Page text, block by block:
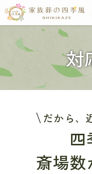
対
だから、
四
斎場